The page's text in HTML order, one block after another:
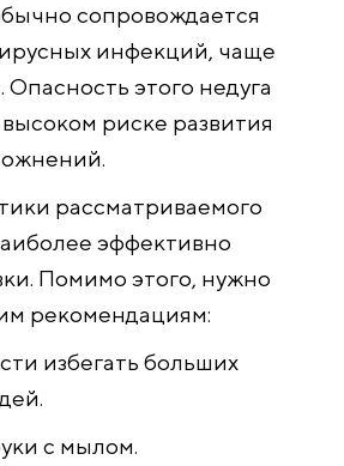
сопровождается
инфекций, чаще
Опасность этого недуга
риске развития
рассматриваемого
эффективно
Помимо этого, нужно
рекомендациям:
избегать больших
с мылом.